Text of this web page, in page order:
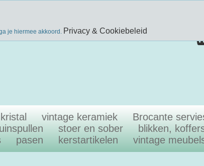
vintage keramiek
Brocante
stoer en sober
blikken,
pasen kerstartikelen vintage
je hiermee akkoord. Privacy & Cookiebeleid